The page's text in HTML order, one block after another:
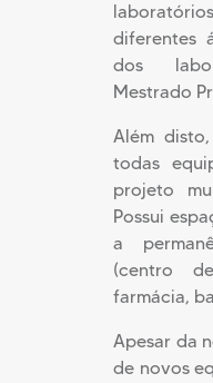
diferentes
dos
Mestrado
Além
todas
projeto
Possui
a
(centro
farmácia,
Apesar da
de novos